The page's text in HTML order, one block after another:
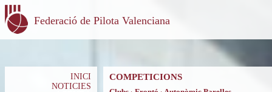
Federació de Pilota Valenciana
INICI
NOTICIES
COMPETICIONS